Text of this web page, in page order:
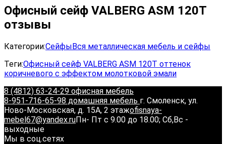
Офисный сейф VALBERG ASM 120T
отзывы
Категории:СейфыВся металлическая мебель и сейфы
Теги:Офисный сейф VALBERG ASM 120T оттенок
коричневого с эффектом молотковой эмали
8 (4812) 63-24-29 офисная мебель
8-951-716-65-98 домашняя мебель г. Смоленск, ул.
Ново-Московская, д. 15А, 2 этажofisnaya-
mebel67@yandex.ruПн- Пт с 9.00 до 18.00; Сб,Вс -
выходные
Мы в соц.сетях